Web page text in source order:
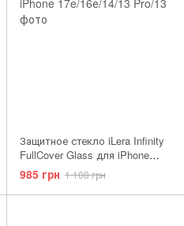
Защитное стекло iLera Infinity
FullCover Glass для iPhone
17e/16е/14/13 Pro/13
985 грн 1 100 грн